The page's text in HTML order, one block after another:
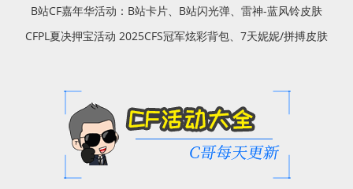
B站CF嘉年华活动：B站卡片、B站闪光弹、雷神-蓝风铃皮肤
CFPL夏决押宝活动 2025CFS冠军炫彩背包、7天妮妮/拼搏皮肤